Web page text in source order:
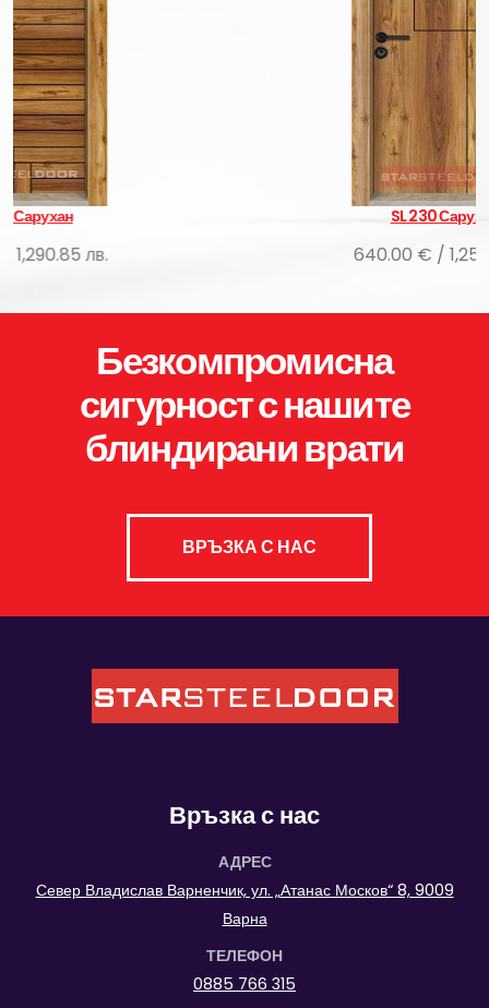
640.00 € / 1,251.73 лв.
Безкомпромисна
сигурност с нашите
блиндирани врати
ВРЪЗКА С НАС
Връзка с нас
АДРЕС
Север Владислав Варненчик, ул. „Атанас Москов“ 8, 9009
Варна
ТЕЛЕФОН
0885 766 315